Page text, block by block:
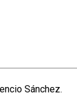
Sánchez.